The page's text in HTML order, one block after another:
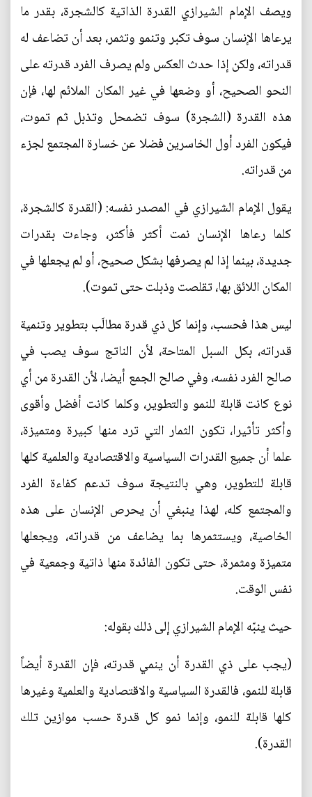
ويصف الإمام الشيرازي القدرة الذاتية كالشجرة، بقدر ما
يرعاها الإنسان سوف تكبر وتنمو وتثمر، بعد أن تضاعف له
قدراته، ولكن إذا حدث العكس ولم يصرف الفرد قدرته على
النحو الصحيح، أو وضعها في غير المكان الملائم لها، فإن
هذه القدرة (الشجرة) سوف تضمحل وتذبل ثم تموت،
فيكون الفرد أول الخاسرين فضلا عن خسارة المجتمع لجزء
من قدراته.
يقول الإمام الشيرازي في المصدر نفسه: (القدرة كالشجرة،
كلما رعاها الإنسان نمت أكثر فأكثر، وجاءت بقدرات
جديدة، بينما إذا لم يصرفها بشكل صحيح، أو لم يجعلها في
المكان اللائق بها، تقلصت وذبلت حتى تموت).
ليس هذا فحسب، وإنما كل ذي قدرة مطالَب بتطوير وتنمية
قدراته، بكل السبل المتاحة، لأن الناتج سوف يصب في
صالح الفرد نفسه، وفي صالح الجمع أيضا، لأن القدرة من أي
نوع كانت قابلة للنمو والتطوير، وكلما كانت أفضل وأقوى
وأكثر تأثيرا، تكون الثمار التي ترد منها كبيرة ومتميزة،
علما أن جميع القدرات السياسية والاقتصادية والعلمية كلها
قابلة للتطوير، وهي بالنتيجة سوف تدعم كفاءة الفرد
والمجتمع كله، لهذا ينبغي أن يحرص الإنسان على هذه
الخاصية، ويستثمرها بما يضاعف من قدراته، ويجعلها
متميزة ومثمرة، حتى تكون الفائدة منها ذاتية وجمعية في
نفس الوقت.
حيث ينبّه الإمام الشيرازي إلى ذلك بقوله:
(يجب على ذي القدرة أن ينمي قدرته، فإن القدرة أيضاً
قابلة للنمو، فالقدرة السياسية والاقتصادية والعلمية وغيرها
كلها قابلة للنمو، وإنما نمو كل قدرة حسب موازين تلك
القدرة).